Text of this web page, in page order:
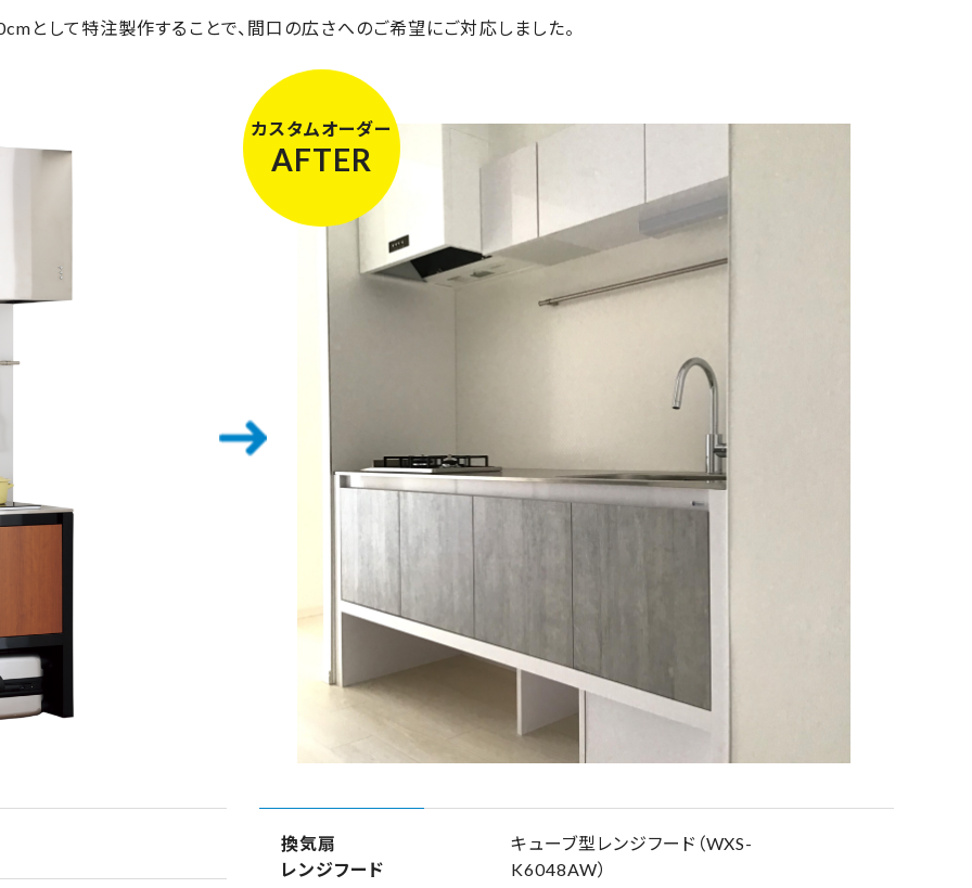
として特注製作することで、間口の広さへのご希望にご対応しました。
カスタム オーダー
AFTER
換気扇
レンジフード
キューブ型レンジフード（WXS-
K6048AW）